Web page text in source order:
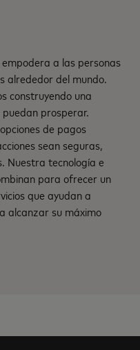
a las personas
alrededor del mundo.
construyendo una
prosperar.
de pagos
sean seguras,
Nuestra tecnología e
para ofrecer un
que ayudan a
alcanzar su máximo